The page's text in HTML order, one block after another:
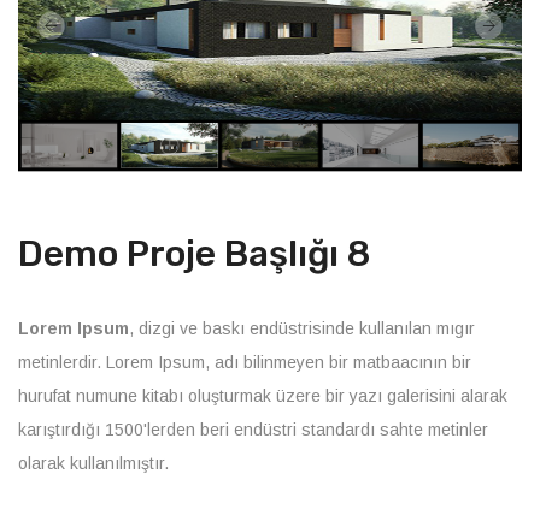
Demo Proje Başlığı 8
Lorem Ipsum, dizgi ve baskı endüstrisinde kullanılan mıgır
metinlerdir. Lorem Ipsum, adı bilinmeyen bir matbaacının bir
hurufat numune kitabı oluşturmak üzere bir yazı galerisini alarak
karıştırdığı 1500'lerden beri endüstri standardı sahte metinler
olarak kullanılmıştır.